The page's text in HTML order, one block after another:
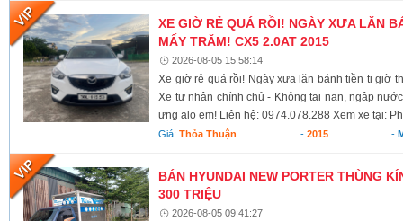
XE GIỜ RẺ QUÁ RỒI! NGÀY XƯA LĂN
MẤY TRĂM! CX5 2.0AT 2015
2026-08-05 15:58:14
Xe giờ rẻ quá rồi! Ngày xưa lăn bánh tiền ti giờ
Xe tư nhân chính chủ - Không tai nạn, ngập
ưng alo em! Liên hệ: 0974.078.288 Xem xe tại:
Giá:Thỏa Thuận - 2015 -
BÁN HYUNDAI NEW PORTER THÙNG
300 TRIỆU
2026-08-05 09:41:27